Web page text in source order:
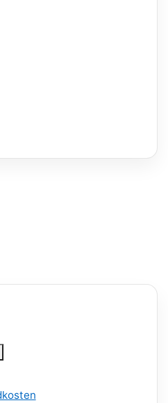
selling price paid by